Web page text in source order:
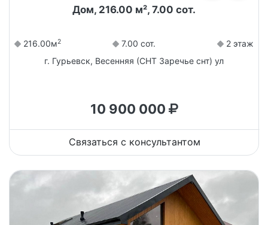
Дом, 216.00 м², 7.00 сот.
216.00м2 7.00 сот.
2 этаж
г. Гурьевск, Весенняя (СНТ Заречье снт) ул
10 900 000
Связаться с консультантом